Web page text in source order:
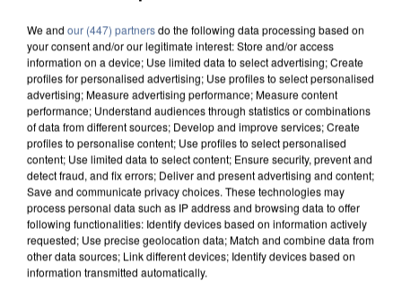
We and our (447) partnersdo the following data processing based on
your consent and/or our legitimate interest: Store and/or access
information on a device; Use limited data to select advertising; Create
profiles for personalised advertising; Use profiles to select personalised
advertising; Measure advertising performance; Measure content
performance; Understand audiences through statistics or combinations
of data from different sources; Develop and improve services; Create
profiles to personalise content; Use profiles to select personalised
content; Use limited data to select content; Ensure security, prevent and
detect fraud, and fix errors; Deliver and present advertising and content;
Save and communicate privacy choices. These technologies may
process personal data such as IP address and browsing data to offer
following functionalities: Identify devices based on information actively
requested; Use precise geolocation data; Match and combine data from
other data sources; Link different devices; Identify devices based on
information transmitted automatically.